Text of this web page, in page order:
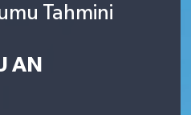
Tahmini
AN
ve Fikstür